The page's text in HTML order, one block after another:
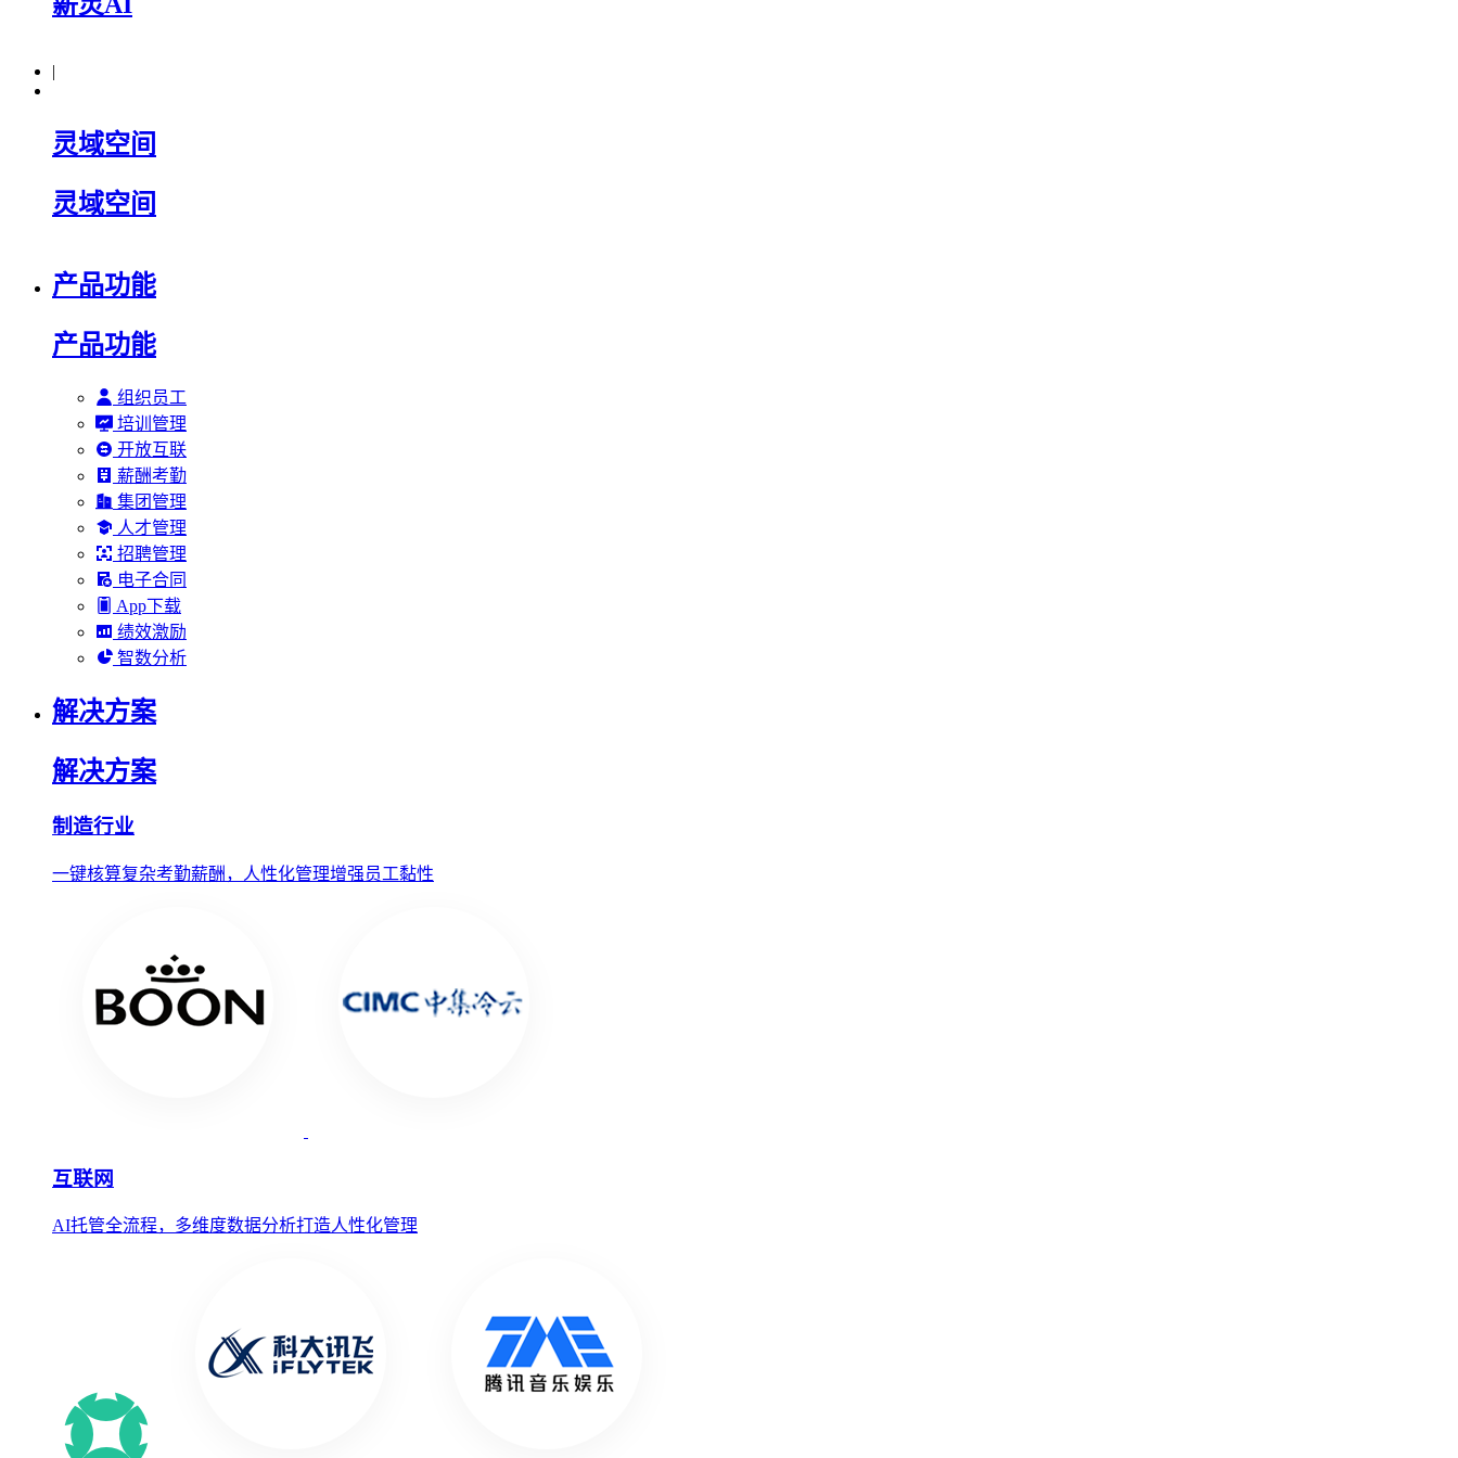
|
灵域空间
灵域空间
产品功能
产品功能
组织员工
培训管理
开放互联
薪酬考勤
集团管理
人才管理
招聘管理
电子合同
App下载
绩效激励
智数分析
解决方案
解决方案
制造行业
一键核算复杂考勤薪酬，人性化管理增强员工黏性
互联网
AI托管全流程，多维度数据分析打造人性化管理